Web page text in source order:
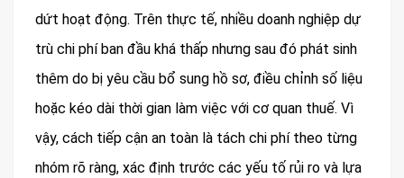
dứt hoạt động. Trên thực tế, nhiều doanh nghiệp dự
trù chi phí ban đầu khá thấp nhưng sau đó phát sinh
thêm do bị yêu cầu bổ sung hồ sơ, điều chỉnh số liệu
hoặc kéo dài thời gian làm việc với cơ quan thuế. Vì
vậy, cách tiếp cận an toàn là tách chi phí theo từng
nhóm rõ ràng, xác định trước các yếu tố rủi ro và lựa